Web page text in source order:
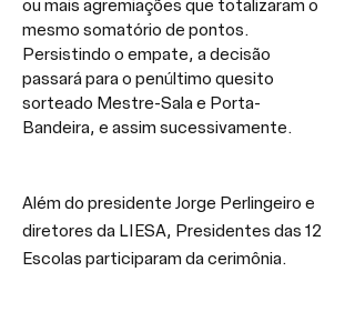
ou mais agremiações que totalizaram o
mesmo somatório de pontos.
Persistindo o empate, a decisão
passará para o penúltimo quesito
sorteado Mestre-Sala e Porta-
Bandeira, e assim sucessivamente.
Além do presidente Jorge Perlingeiro e
diretores da LIESA, Presidentes das 12
Escolas participaram da cerimônia.